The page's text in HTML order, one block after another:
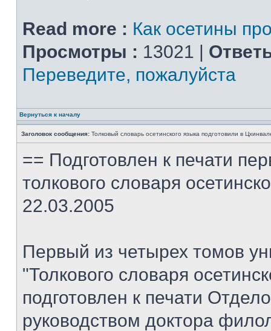
Read more : Как осетины
Просмотры : 13021 |
Переведите, пожалуйста
Вернуться к началу
Заголовок сообщения: Толковый словарь осетинского языка подготовили в
== Подготовлен к печати
толкового словаря
22.03.2005
Первый из четырех томов
"Толкового словаря
подготовлен к печати
руководством доктора